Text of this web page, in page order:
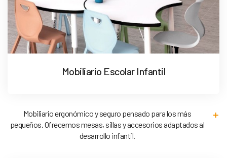
Mobiliario Escolar Infantil
Mobiliario ergonómico y seguro pensado para los más
pequeños. Ofrecemos mesas, sillas y accesorios adaptados al
desarrollo infantil.